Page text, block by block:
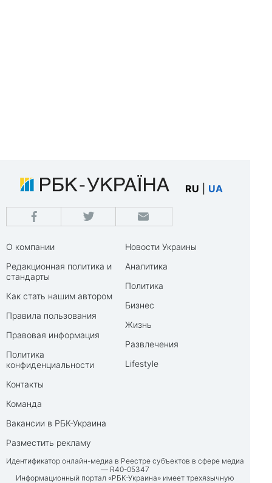
RU UA
О компании
Редакционная политика и
стандарты
Как стать нашим автором
Правила пользования
Правовая информация
Политика
конфиденциальности
Контакты
Команда
Вакансии в РБК-Украина
Разместить рекламу
Новости Украины
Аналитика
Политика
Бизнес
Жизнь
Развлечения
Lifestyle
Идентификатор онлайн-медиа в Реестре субъектов в сфере медиа
— R40-05347
Информационный портал «РБК-Украина» имеет трехязычную